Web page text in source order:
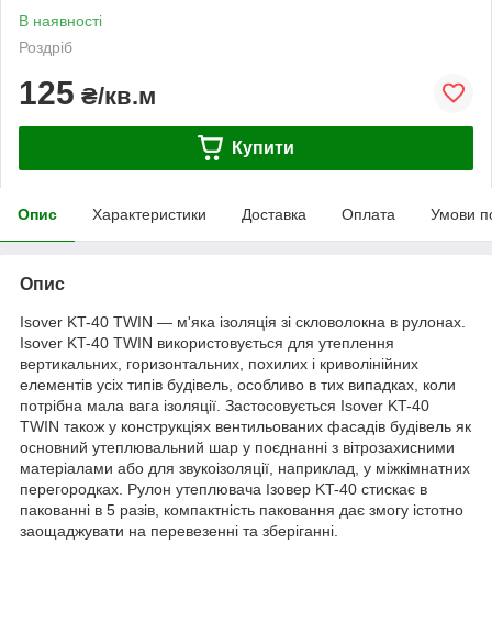
В наявності
Роздріб
125 ₴/кв.м
Купити
Опис Характеристики Доставка Оплата Умови
Опис
Isover KT-40 TWIN — м'яка ізоляція зі скловолокна в рулонах.
Isover KT-40 TWIN використовується для утеплення
вертикальних, горизонтальних, похилих і криволінійних
елементів усіх типів будівель, особливо в тих випадках, коли
потрібна мала вага ізоляції. Застосовується Isover KT-40
TWIN також у конструкціях вентильованих фасадів будівель як
основний утеплювальний шар у поєднанні з вітрозахисними
матеріалами або для звукоізоляції, наприклад, у міжкімнатних
перегородках. Рулон утеплювача Ізовер KT-40 стискає в
пакованні в 5 разів, компактність паковання дає змогу істотно
заощаджувати на перевезенні та зберіганні.